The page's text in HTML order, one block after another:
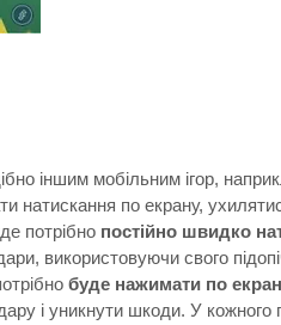
іншим мобільним ігор,
натискання по екрану,
потрібно постійно швидко
використовуючи свого
буде нажимати по
і уникнути шкоди. У кожного